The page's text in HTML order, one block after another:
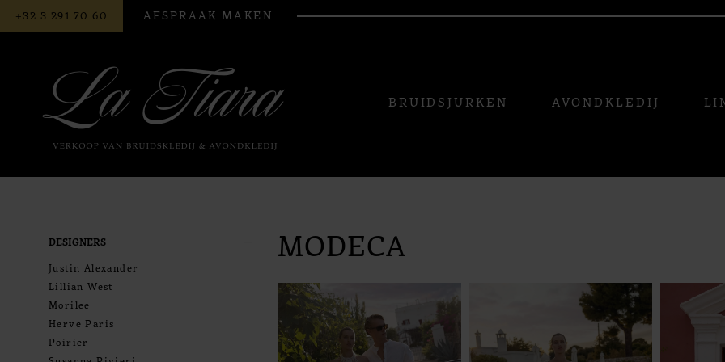
BEL
ONS
+32 3 291 70 60 AFSPRAAK MAKEN
BRUIDSJURKEN AVONDKLEDIJ
Filters
DESIGNERS
Justin Alexander
Lillian West
Morilee
Herve Paris
Poirier
MODECA